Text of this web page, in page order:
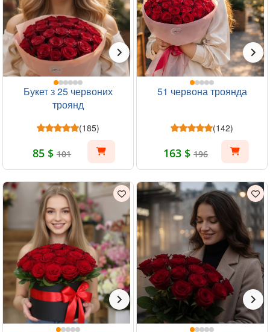
Букет з 25 червоних
троянд
(185)
85 $ 101
51 червона троянда
(142)
163 $ 196